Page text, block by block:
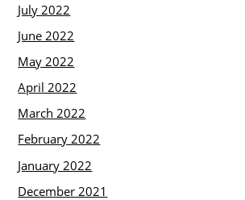
July 2022
June 2022
May 2022
April 2022
March 2022
February 2022
January 2022
December 2021